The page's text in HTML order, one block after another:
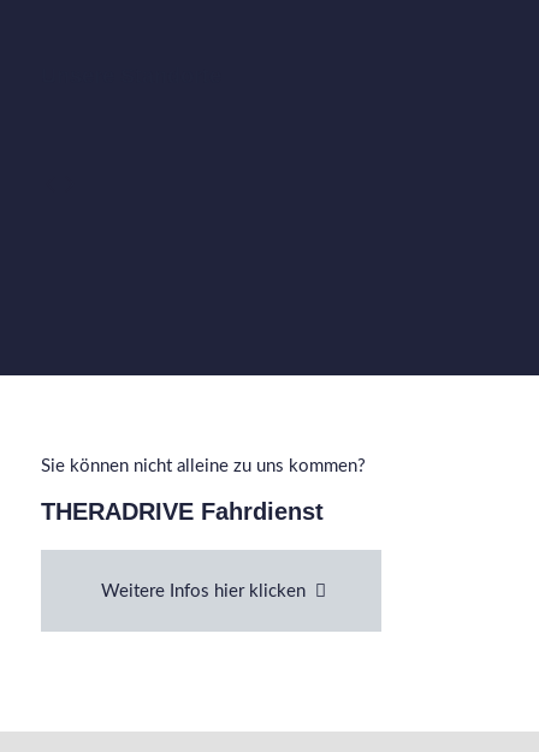
Sie können nicht alleine zu uns kommen?
THERADRIVE Fahrdienst
Weitere Infos hier klicken